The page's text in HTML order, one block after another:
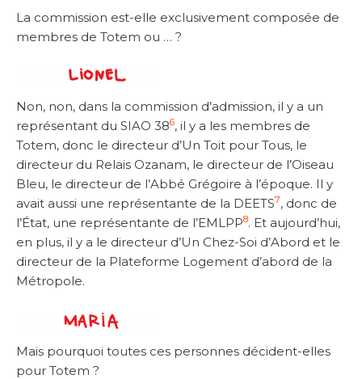
La commission est-elle exclusivement composée de
membres de Totem ou … ?
Non, non, dans la commission d’admission, il y a un
représentant du SIAO 386, il y a les membres de
Totem, donc le directeur d’Un Toit pour Tous, le
directeur du Relais Ozanam, le directeur de l’Oiseau
Bleu, le directeur de l’Abbé Grégoire à l’époque. Il y
avait aussi une représentante de la DEETS7, donc de
l’État, une représentante de l’EMLPP8. Et aujourd’hui,
en plus, il y a le directeur d’Un Chez-Soi d’Abord et le
directeur de la Plateforme Logement d’abord de la
Métropole.
Mais pourquoi toutes ces personnes décident-elles
pour Totem ?